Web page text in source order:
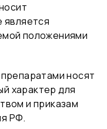
является
положениями
носят
характер для
и приказам
РФ.